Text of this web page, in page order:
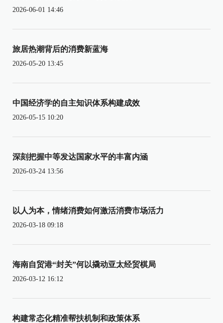
2026-06-01 14:46
旅居热潮背后的消费新蓝海
2026-05-20 13:45
中国经济学的自主知识体系构建成效
2026-05-15 10:20
深刻把握中等发达国家水平的丰富内涵
2026-03-24 13:56
以人为本，情绪消费如何激活消费市场活力
2026-03-18 09:18
海南自贸港“封关”何以撬动亚太经贸棋局
2026-03-12 16:12
构建常态化精准帮扶机制和政策体系